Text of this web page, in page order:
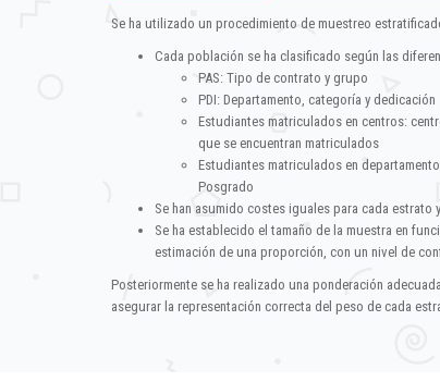
Se ha utilizado un procedimiento de muestreo
Cada población se ha clasificado según las
PAS: Tipo de contrato y grupo
PDI: Departamento, categoría y dedicación
Estudiantes matriculados en centros:
que se encuentran matriculados
Estudiantes matriculados en
Posgrado
Se han asumido costes iguales para cada estrato
Se ha establecido el tamaño de la muestra en
estimación de una proporción, con un nivel de
Posteriormente se ha realizado una ponderación
asegurar la representación correcta del peso de cada